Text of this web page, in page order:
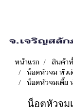
หน้าแรก
สินค้า
น็อตหัวจม หัวเ
น็อตหัวจมเตี้ย
น็อตหัวจม